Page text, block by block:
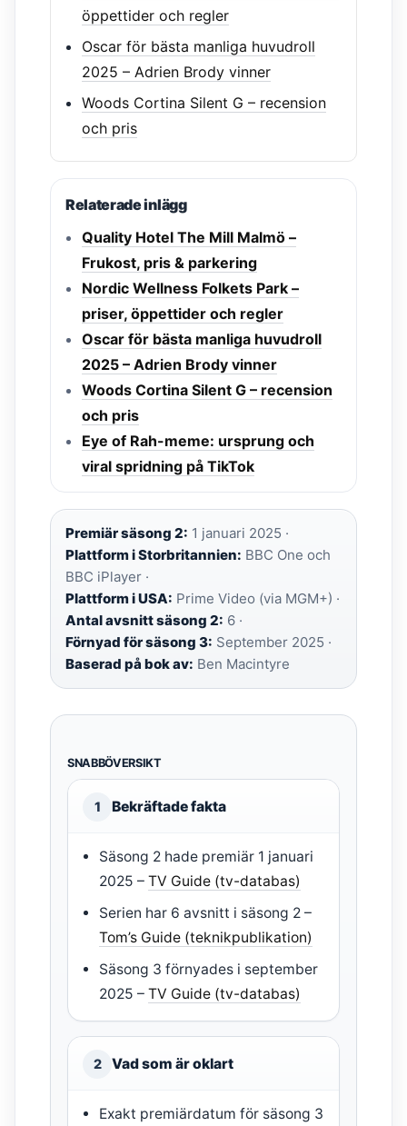
öppettider och regler
Oscar för bästa manliga huvudroll
2025 – Adrien Brody vinner
Woods Cortina Silent G – recension
och pris
Relaterade inlägg
Quality Hotel The Mill Malmö –
Frukost, pris & parkering
Nordic Wellness Folkets Park –
priser, öppettider och regler
Oscar för bästa manliga huvudroll
2025 – Adrien Brody vinner
Woods Cortina Silent G – recension
och pris
Eye of Rah-meme: ursprung och
viral spridning på TikTok
Premiär säsong 2: 1 januari 2025 ·
Plattform i Storbritannien: BBC One och
BBC iPlayer ·
Plattform i USA: Prime Video (via MGM+) ·
Antal avsnitt säsong 2: 6 ·
Förnyad för säsong 3: September 2025 ·
Baserad på bok av: Ben Macintyre
SNABBÖVERSIKT
1 Bekräftade fakta
Säsong 2 hade premiär 1 januari
2025 –TV Guide (tv-databas)
Serien har 6 avsnitt i säsong 2 –
Tom’s Guide (teknikpublikation)
Säsong 3 förnyades i september
2025 –TV Guide (tv-databas)
2 Vad som är oklart
Exakt premiärdatum för säsong 3